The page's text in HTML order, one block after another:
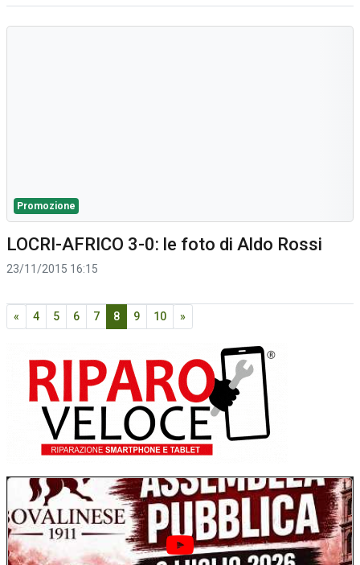
Promozione
LOCRI-AFRICO 3-0: le foto di Aldo Rossi
23/11/2015 16:15
« 4 5 6 7 8 9 10 »